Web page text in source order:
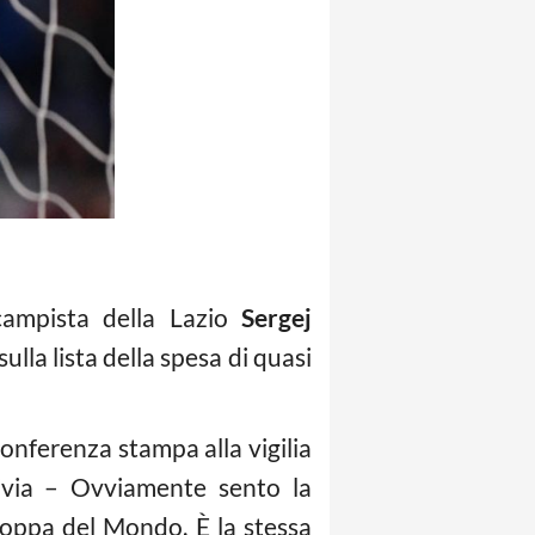
della Lazio Sergej
lista della spesa di quasi
stampa alla vigilia
– Ovviamente sento la
del Mondo. È la stessa